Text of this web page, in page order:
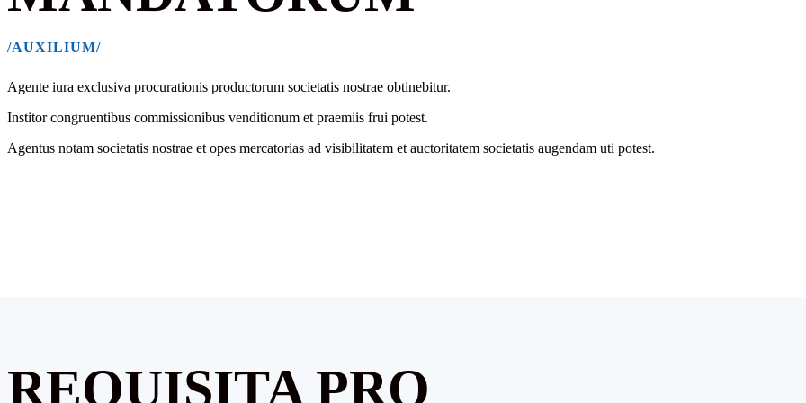
/AUXILIUM/
Agente iura exclusiva procurationis productorum societatis nostrae obtinebitur.
Institor congruentibus commissionibus venditionum et praemiis frui potest.
Agentus notam societatis nostrae et opes mercatorias ad visibilitatem et auctoritatem societatis augendam uti potest.
REQUISITA PRO